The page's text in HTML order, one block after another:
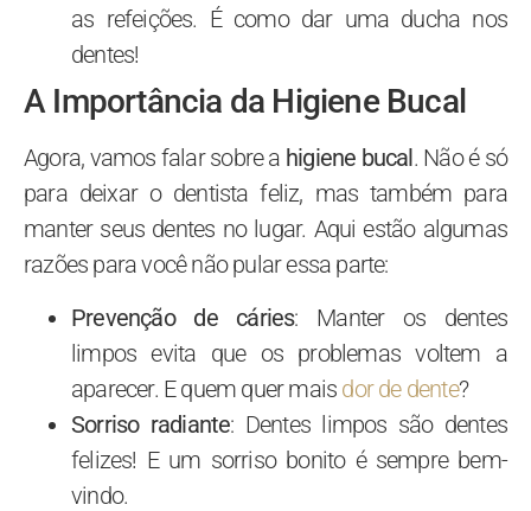
as refeições. É como dar uma ducha nos
dentes!
A Importância da Higiene Bucal
Agora, vamos falar sobre a higiene bucal. Não é só
para deixar o dentista feliz, mas também para
manter seus dentes no lugar. Aqui estão algumas
razões para você não pular essa parte:
Prevenção de cáries: Manter os dentes
limpos evita que os problemas voltem a
aparecer. E quem quer mais dor de dente?
Sorriso radiante: Dentes limpos são dentes
felizes! E um sorriso bonito é sempre bem-
vindo.